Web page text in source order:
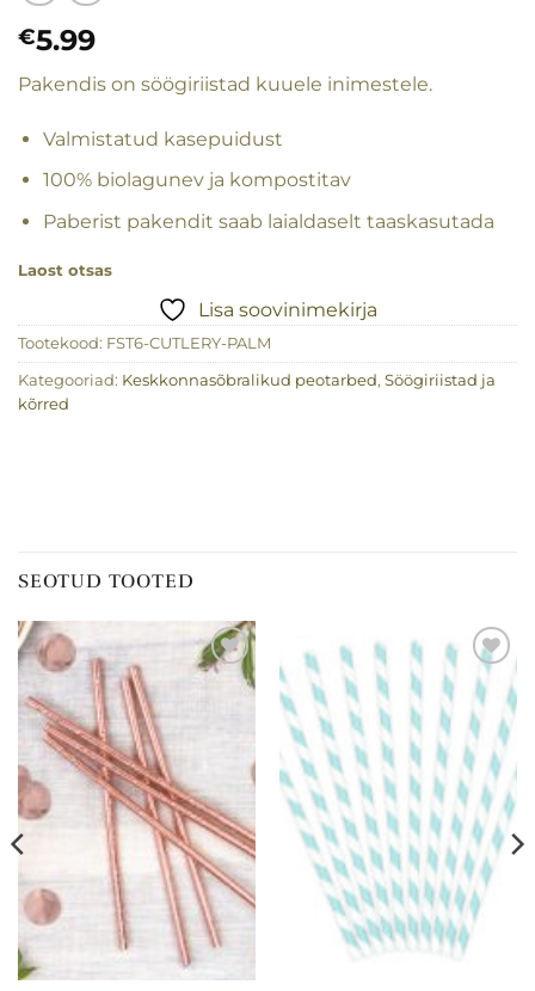
€5.99
Pakendis on söögiriistad kuuele inimestele.
Valmistatud kasepuidust
100% biolagunev ja kompostitav
Paberist pakendit saab laialdaselt taaskasutada
Laost otsas
Lisa soovinimekirja
Tootekood: FST6-CUTLERY-PALM
Kategooriad: Keskkonnasõbralikud peotarbed, Söögiriistad ja
kõrred
SEOTUD TOOTED
Lisa
soovinimekirja
Lisa
soovinimekirja